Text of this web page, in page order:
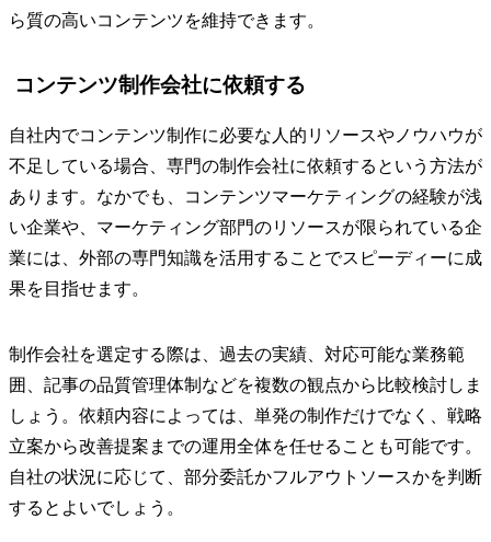
ら質の高いコンテンツを維持できます。
コンテンツ制作会社に依頼する
自社内でコンテンツ制作に必要な人的リソースやノウハウが
不足している場合、専門の制作会社に依頼するという方法が
あります。なかでも、コンテンツマーケティングの経験が浅
い企業や、マーケティング部門のリソースが限られている企
業には、外部の専門知識を活用することでスピーディーに成
果を目指せます。
制作会社を選定する際は、過去の実績、対応可能な業務範
囲、記事の品質管理体制などを複数の観点から比較検討しま
しょう。依頼内容によっては、単発の制作だけでなく、戦略
立案から改善提案までの運用全体を任せることも可能です。
自社の状況に応じて、部分委託かフルアウトソースかを判断
するとよいでしょう。